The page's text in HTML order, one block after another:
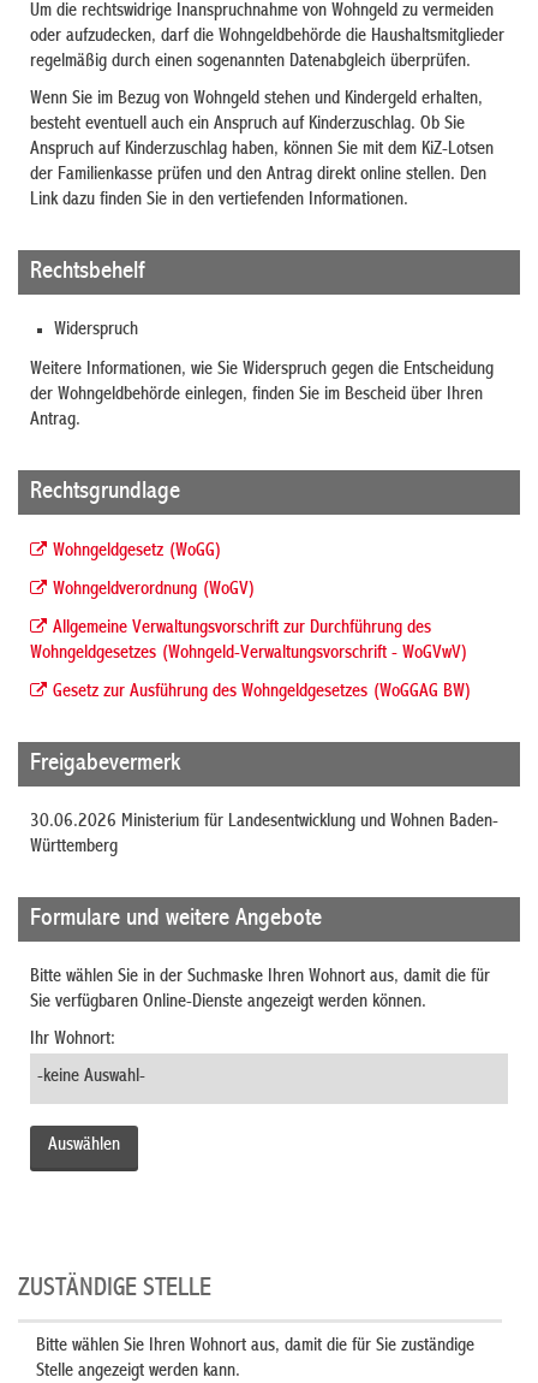
Um die rechtswidrige Inanspruchnahme von Wohngeld zu vermeiden
oder aufzudecken, darf die Wohngeldbehörde die Haushaltsmitglieder
regelmäßig durch einen sogenannten Datenabgleich überprüfen.
Wenn Sie im Bezug von Wohngeld stehen und Kindergeld erhalten,
besteht eventuell auch ein Anspruch auf Kinderzuschlag. Ob Sie
Anspruch auf Kinderzuschlag haben, können Sie mit dem KiZ-Lotsen
der Familienkasse prüfen und den Antrag direkt online stellen. Den
Link dazu finden Sie in den vertiefenden Informationen.
Rechtsbehelf
Widerspruch
Weitere Informationen, wie Sie Widerspruch gegen die Entscheidung
der Wohngeldbehörde einlegen, finden Sie im Bescheid über Ihren
Antrag.
Rechtsgrundlage
Wohngeldgesetz (WoGG)
Wohngeldverordnung (WoGV)
Allgemeine Verwaltungsvorschrift zur Durchführung des
Wohngeldgesetzes (Wohngeld-Verwaltungsvorschrift - WoGVwV)
Gesetz zur Ausführung des Wohngeldgesetzes (WoGGAG BW)
Freigabevermerk
30.06.2026 Ministerium für Landesentwicklung und Wohnen Baden-
Württemberg
Formulare und weitere Angebote
Bitte wählen Sie in der Suchmaske Ihren Wohnort aus, damit die für
Sie verfügbaren Online-Dienste angezeigt werden können.
Ihr Wohnort:
ZUSTÄNDIGE STELLE
Bitte wählen Sie Ihren Wohnort aus, damit die für Sie zuständige
Stelle angezeigt werden kann.